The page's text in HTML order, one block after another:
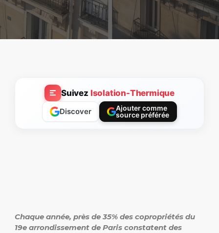
Suivez Isolation-Thermique
Discover
Ajouter comme
source préférée
Chaque année, près de 35% des copropriétés du
19e arrondissement de Paris constatent des